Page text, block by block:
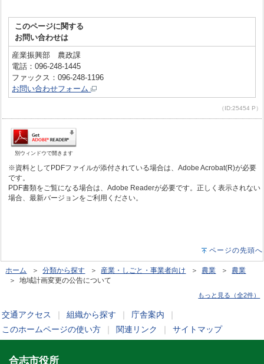
このページに関する
お問い合わせは
産業振興部 農政課
電話：096-248-1445
ファックス：096-248-1196
お問い合わせフォーム
（ID:25454 P）
別ウィンドウで開きます
※資料としてPDFファイルが添付されている場合は、Adobe Acrobat(R)が必要
です。
PDF書類をご覧になる場合は、Adobe Readerが必要です。正しく表示されない
場合、最新バージョンをご利用ください。
ページの先頭へ
ホーム ＞分類から探す ＞ 産業・しごと・事業者向け ＞ 農業 ＞ 農業
＞ 地域計画変更の公告について
もっと見る（全2件）
交通アクセス 組織から探す 庁舎案内
このホームページの使い方
関連リンク サイトマップ
合志市役所